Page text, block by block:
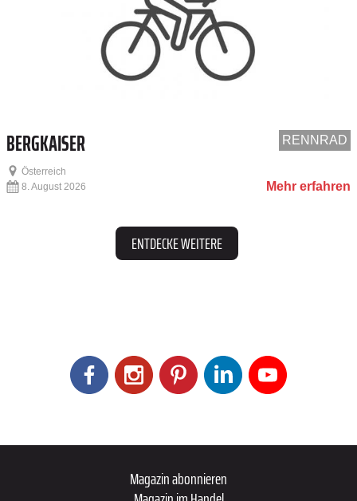
RENNRAD
BERGKAISER
Österreich
Mehr erfahren
8. August 2026
ENTDECKE WEITERE
Magazin abonnieren